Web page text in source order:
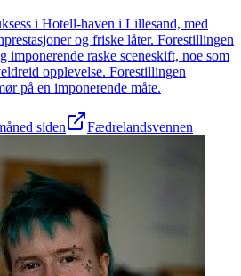
i Hotell-haven i Lillesand, med
og friske låter. Forestillingen
imponerende raske sceneskift, noe som
opplevelse. Forestillingen
på en imponerende måte.
siden Fædrelandsvennen